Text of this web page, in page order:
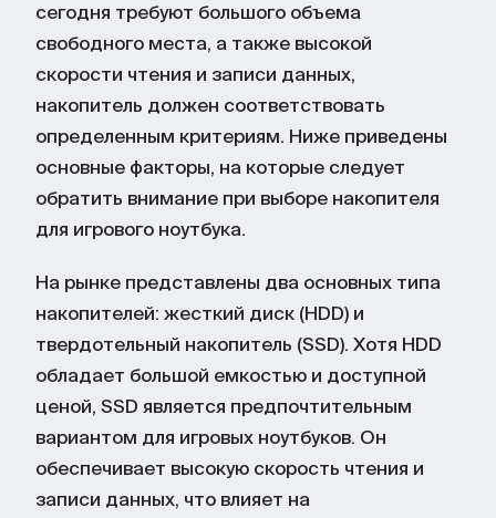
сегодня требуют большого объема
свободного места, а также высокой
скорости чтения и записи данных,
накопитель должен соответствовать
определенным критериям. Ниже приведены
основные факторы, на которые следует
обратить внимание при выборе накопителя
для игрового ноутбука.
На рынке представлены два основных типа
накопителей: жесткий диск (HDD) и
твердотельный накопитель (SSD). Хотя HDD
обладает большой емкостью и доступной
ценой, SSD является предпочтительным
вариантом для игровых ноутбуков. Он
обеспечивает высокую скорость чтения и
записи данных, что влияет на